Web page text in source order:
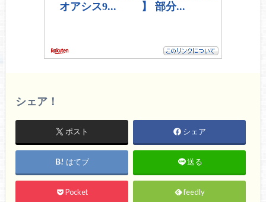
シェア！
ポスト シェア
はてブ 送る
Pocket feedly